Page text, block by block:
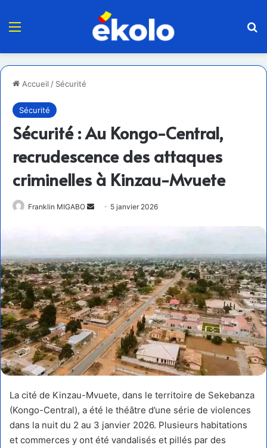
Menu
Accueil / Sécurité
Sécurité
Sécurité : Au Kongo-Central,
recrudescence des attaques
criminelles à Kinzau-Mvuete
Franklin MIGABO
Envoyer5 janvier 2026
La cité de Kinzau-Mvuete, dans le territoire de Sekebanza
(Kongo-Central), a été le théâtre d’une série de violences
dans la nuit du 2 au 3 janvier 2026. Plusieurs habitations
et commerces y ont été vandalisés et pillés par des